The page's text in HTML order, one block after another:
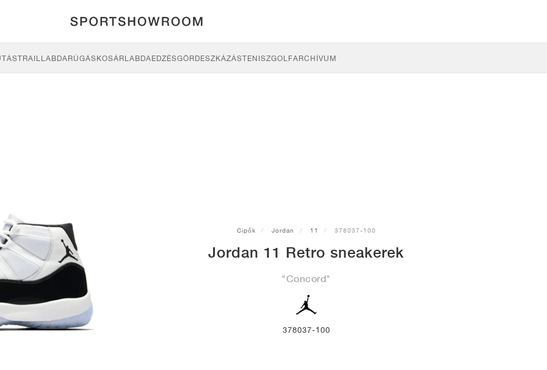
TRAILLABDARÚGÁSKOSÁRLABDAEDZÉSGÖRDESZKÁZÁSTENISZGOLFARCHÍVUM
Cipők Jordan 11 378037-100
Jordan 11 Retro sneakerek
"Concord"
378037-100